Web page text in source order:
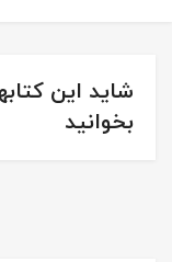
شاید این
بخوانید